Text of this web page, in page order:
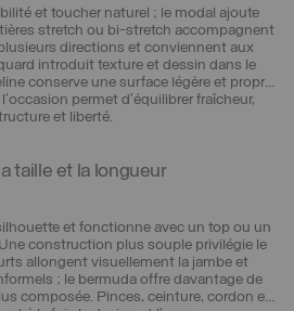
et toucher naturel ; le modal ajoute
stretch ou bi-stretch accompagnent
directions et conviennent aux
introduit texture et dessin dans le
conserve une surface légère et propre.
permet d’équilibrer fraîcheur,
et liberté.
taille et la longueur
et fonctionne avec un top ou un
construction plus souple privilégie le
allongent visuellement la jambe et
; le bermuda offre davantage de
composée. Pinces, ceinture, cordon et